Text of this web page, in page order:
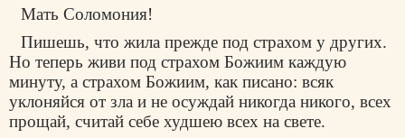
Мать Соломония!
Пишешь, что жила прежде под страхом у других.
Но теперь живи под страхом Божиим каждую
минуту, а страхом Божиим, как писано: всяк
уклоняйся от зла и не осуждай никогда никого, всех
прощай, считай себе худшею всех на свете.